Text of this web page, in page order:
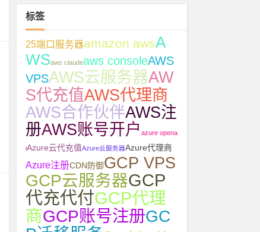
标签
25端口服务器amazon awsA
WSaws claudeaws consoleAWS
VPSAWS云服务器AW
S代充值AWS代理商
AWS合作伙伴AWS注
册AWS账号开户azure opena
iAzure云代充值Azure云服务器Azure代理商
Azure注册CDN防御GCP VPS
GCP云服务器GCP
代充代付GCP代理
商GCP账号注册GC